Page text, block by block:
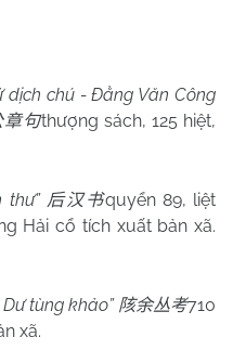
dịch chú - Đằng Văn Công
章句thượng sách, 125 hiệt,
thư” 后汉书quyển 89, liệt
Hải cổ tích xuất bản xã.
Dư tùng khảo” 陔余丛考710
xã.